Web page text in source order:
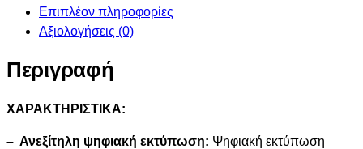
Επιπλέον πληροφορίες
Αξιολογήσεις (0)
Περιγραφή
ΧΑΡΑΚΤΗΡΙΣΤΙΚΑ:
– Ανεξίτηλη ψηφιακή εκτύπωση: Ψηφιακή εκτύπωση